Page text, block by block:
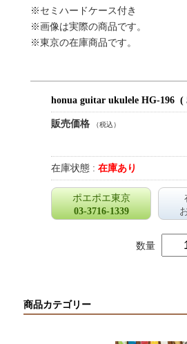
※セミハードケース付き
※画像は実際の商品です。
※東京の在庫商品です。
honua guitar ukulele HG-196 (
販売価格 （税込）
在庫状態 :在庫あり
ポエポエ東京
03-3716-1339
数量
商品カテゴリー